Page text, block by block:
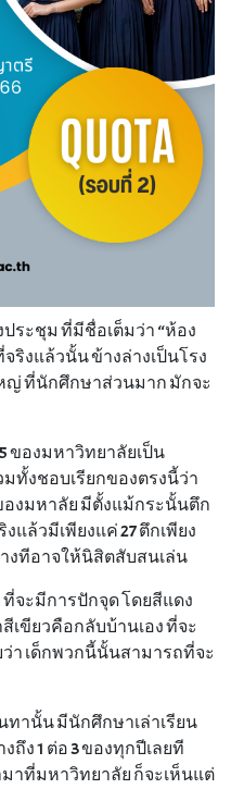
ระชุม ที่มีชื่อเต็มว่า “ห้อง
งแล้วนั้น ข้างล่างเป็นโรง
ญ่ ที่นักศึกษาส่วนมาก มักจะ
ของมหาวิทยาลัยเป็น
ทั้งชอบเรียกของตรงนี้ว่า
งมหาลัย มีตั้งแม้กระนั้นตึก
แล้วมีเพียงแค่ 27 ตึกเพียง
งทีอาจให้นิสิตสับสนเล่น
จะมีการปักจุด โดยสีแดง
ขียวคือกลับบ้านเอง ที่จะ
า เด็กพวกนี้นั้นสามารถที่จะ
านั้น มีนักศึกษาเล่าเรียน
ง 1 ต่อ 3 ของทุกปีเลยที
มาที่มหาวิทยาลัย ก็จะเห็นแต่